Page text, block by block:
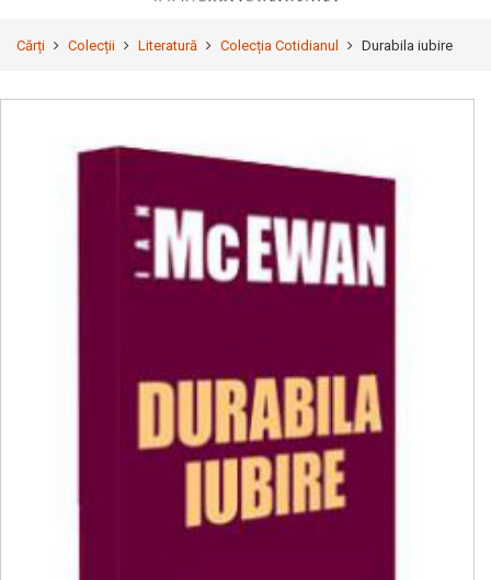
Cărți Colecții Literatură Colecția Cotidianul Durabila iubire